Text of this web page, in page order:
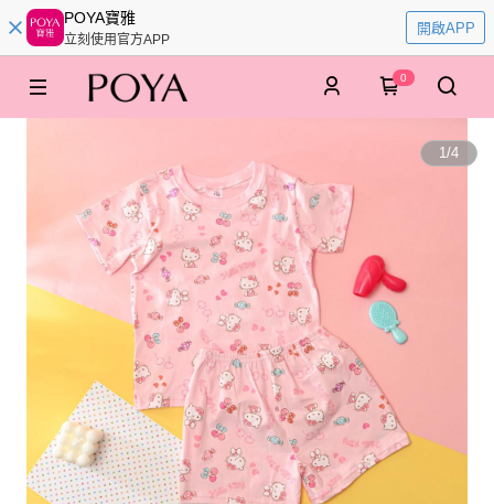
POYA寶雅
立刻使用官方APP
開啟APP
0
1/4